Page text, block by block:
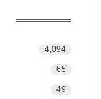
4,094
65
49